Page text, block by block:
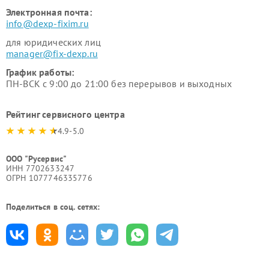
Электронная почта:
info@dexp-fixim.ru
для юридических лиц
manager@fix-dexp.ru
График работы:
ПН-ВСК с 9:00 до 21:00 без перерывов и выходных
Рейтинг сервисного центра
4.9-5.0
ООО "Русервис"
ИНН 7702633247
ОГРН 1077746335776
Поделиться в соц. сетях: